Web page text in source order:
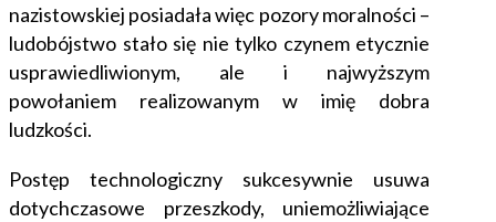
nazistowskiej posiadała więc pozory moralności –
ludobójstwo stało się nie tylko czynem etycznie
usprawiedliwionym, ale i najwyższym
powołaniem realizowanym w imię dobra
ludzkości.
Postęp technologiczny sukcesywnie usuwa
dotychczasowe przeszkody, uniemożliwiające